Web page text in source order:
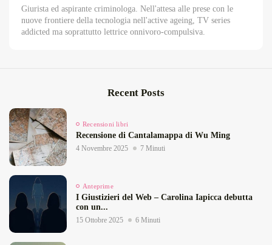
Giurista ed aspirante criminologa. Nell'attesa alle prese con le
nuove frontiere della tecnologia nell'active ageing, TV series
addicted ma soprattutto lettrice onnivoro-compulsiva.
Recent Posts
Recensioni libri
Recensione di Cantalamappa di Wu Ming
4 Novembre 2025 7 Minuti
Anteprime
I Giustizieri del Web – Carolina Iapicca debutta
con un...
15 Ottobre 2025 6 Minuti